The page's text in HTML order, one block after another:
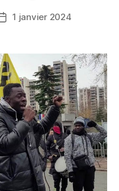
Date1 janvier 2024